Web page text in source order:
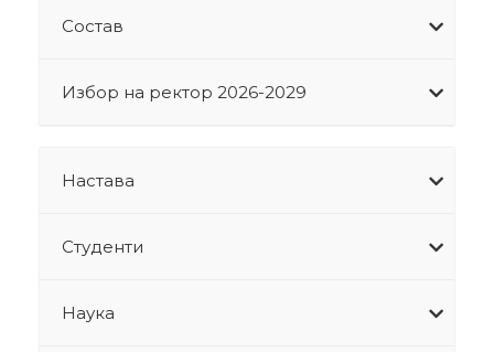
Состав
Избор на ректор 2026-2029
Настава
Студенти
Наука